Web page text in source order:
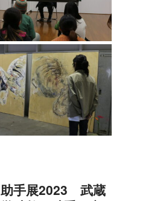
助手展2023 武蔵